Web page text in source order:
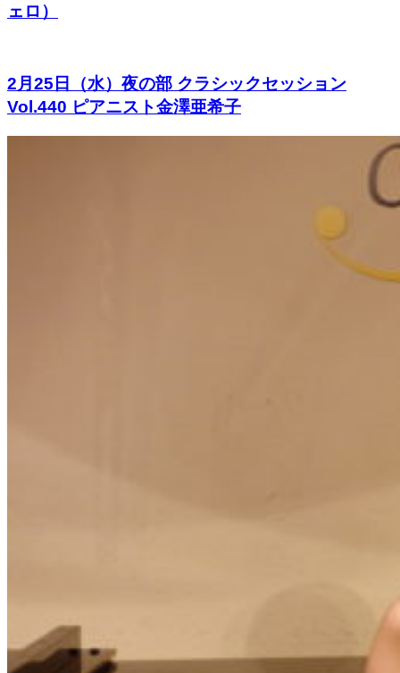
ェロ）
2月25日（水）夜の部 クラシックセッション
Vol.440 ピアニスト金澤亜希子